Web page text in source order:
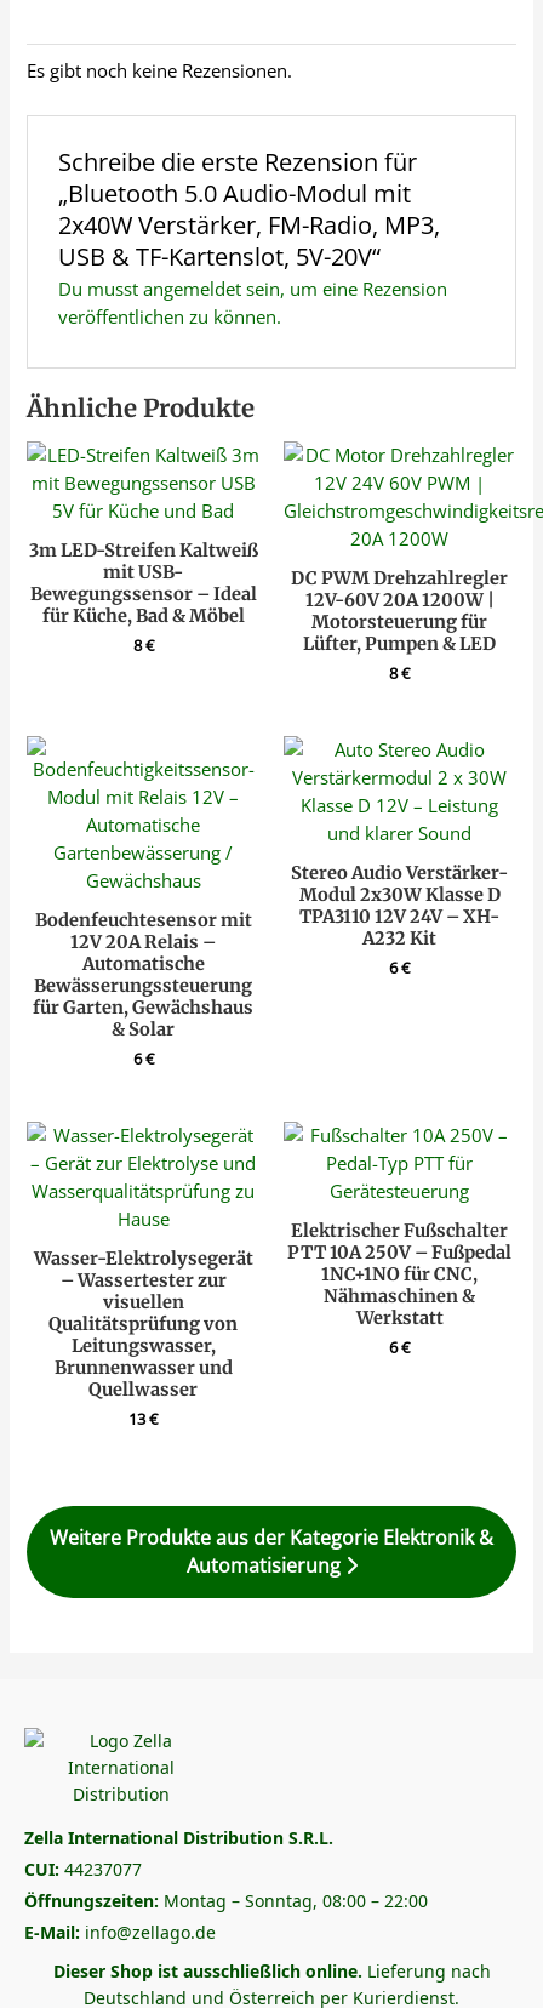
Es gibt noch keine Rezensionen.
Schreibe die erste Rezension für
„Bluetooth 5.0 Audio-Modul mit
2x40W Verstärker, FM-Radio, MP3,
USB & TF-Kartenslot, 5V-20V“
Du musst angemeldetsein, um eine Rezension
veröffentlichen zu können.
Ähnliche Produkte
3m LED-Streifen Kaltweiß
mit USB-
Bewegungssensor – Ideal
für Küche, Bad & Möbel
8€
DC PWM Drehzahlregler
12V-60V 20A 1200W |
Motorsteuerung für
Lüfter, Pumpen & LED
8€
Bodenfeuchtesensor mit
12V 20A Relais –
Automatische
Bewässerungssteuerung
für Garten, Gewächshaus
& Solar
6€
Stereo Audio Verstärker-
Modul 2x30W Klasse D
TPA3110 12V 24V – XH-
A232 Kit
6€
Wasser-Elektrolysegerät
– Wassertester zur
visuellen
Qualitätsprüfung von
Leitungswasser,
Brunnenwasser und
Quellwasser
13€
Elektrischer Fußschalter
PTT 10A 250V – Fußpedal
1NC+1NO für CNC,
Nähmaschinen &
Werkstatt
6€
Weitere Produkte aus der Kategorie Elektronik &
Automatisierung
Zella International Distribution S.R.L.
CUI: 44237077
Öffnungszeiten: Montag – Sonntag, 08:00 – 22:00
E-Mail: info@zellago.de
Dieser Shop ist ausschließlich online. Lieferung nach
Deutschland und Österreich per Kurierdienst.